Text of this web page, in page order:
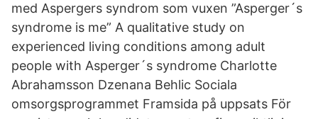
med Aspergers syndrom som vuxen ”Asperger´s
syndrome is me” A qualitative study on
experienced living conditions among adult
people with Asperger´s syndrome Charlotte
Abrahamsson Dzenana Behlic Sociala
omsorgsprogrammet Framsida på uppsats För